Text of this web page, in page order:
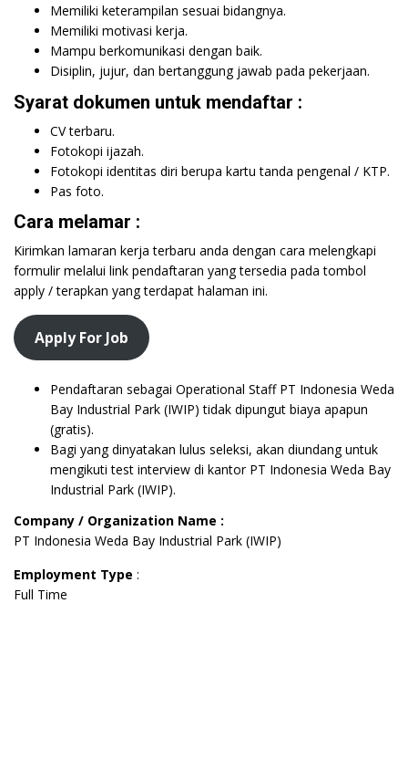
Memiliki keterampilan sesuai bidangnya.
Memiliki motivasi kerja.
Mampu berkomunikasi dengan baik.
Disiplin, jujur, dan bertanggung jawab pada pekerjaan.
Syarat dokumen untuk mendaftar :
CV terbaru.
Fotokopi ijazah.
Fotokopi identitas diri berupa kartu tanda pengenal / KTP.
Pas foto.
Cara melamar :
Kirimkan lamaran kerja terbaru anda dengan cara melengkapi
formulir melalui link pendaftaran yang tersedia pada tombol
apply / terapkan yang terdapat halaman ini.
Apply For Job
Pendaftaran sebagai Operational Staff PT Indonesia Weda
Bay Industrial Park (IWIP) tidak dipungut biaya apapun
(gratis).
Bagi yang dinyatakan lulus seleksi, akan diundang untuk
mengikuti test interview di kantor PT Indonesia Weda Bay
Industrial Park (IWIP).
Company / Organization Name :
PT Indonesia Weda Bay Industrial Park (IWIP)
Employment Type :
Full Time